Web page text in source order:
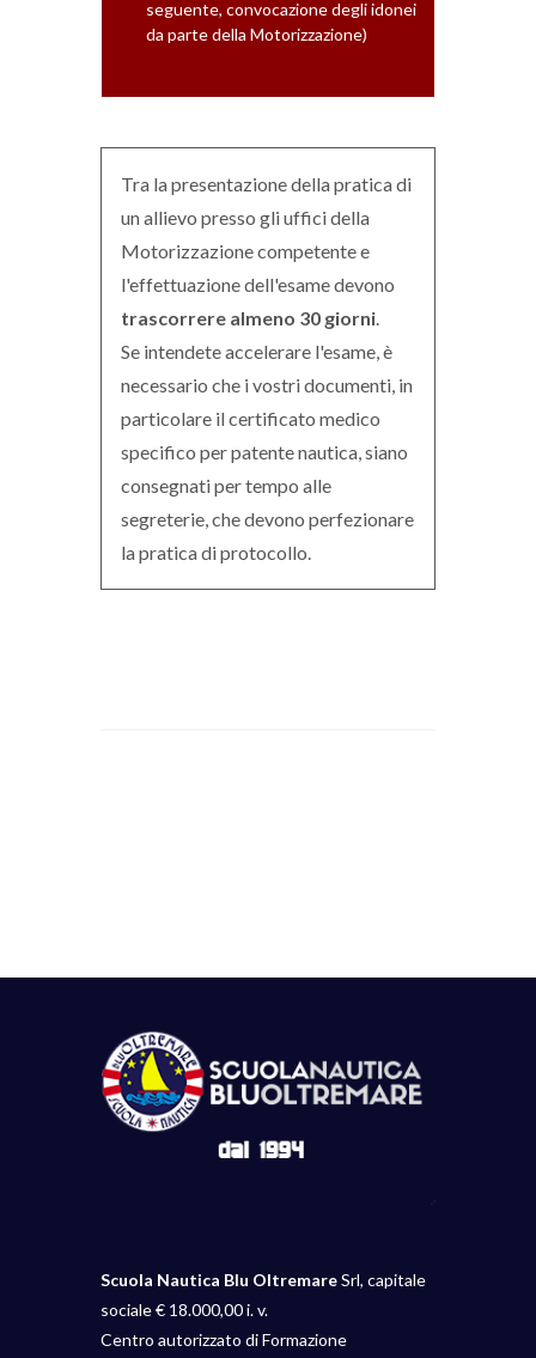
seguente, convocazione degli idonei
da parte della Motorizzazione)
Tra la presentazione della pratica di
un allievo presso gli uffici della
Motorizzazione competente e
l'effettuazione dell'esame devono
trascorrere almeno 30 giorni
Se intendete accelerare l'esame, è
necessario che i vostri documenti, in
particolare il certificato medico
specifico per patente nautica, siano
consegnati per tempo alle
segreterie, che devono perfezionare
la pratica di protocollo.
Scuola Nautica Blu OltremareSrl, capitale
sociale € 18.000,00 i. v.
Centro autorizzato di Formazione